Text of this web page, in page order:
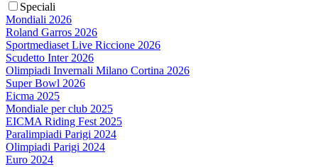
Speciali
Mondiali 2026
Roland Garros 2026
Sportmediaset Live Riccione 2026
Scudetto Inter 2026
Olimpiadi Invernali Milano Cortina 2026
Super Bowl 2026
Eicma 2025
Mondiale per club 2025
EICMA Riding Fest 2025
Paralimpiadi Parigi 2024
Olimpiadi Parigi 2024
Euro 2024